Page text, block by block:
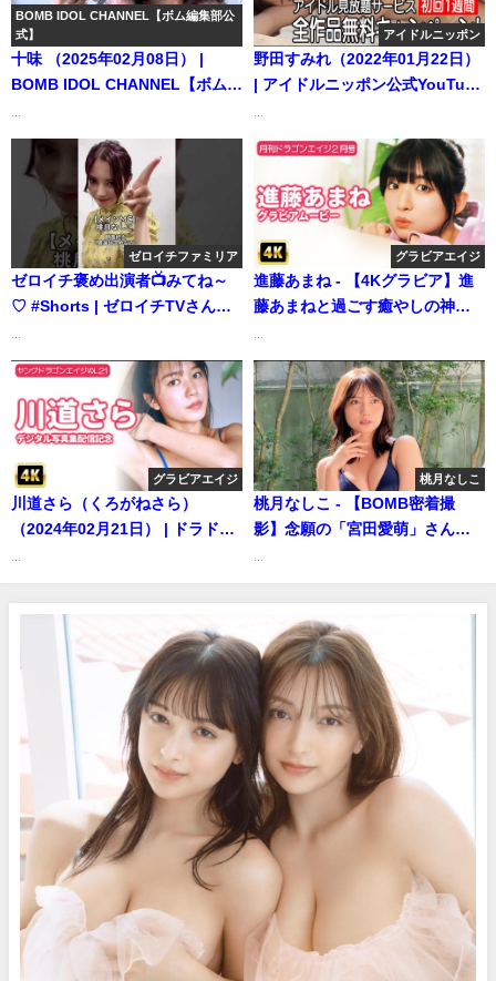
（2024年06月15日） | 週プレ
Channel【集英社 週刊プレイボ
ーイ公式】さんより
BOMB IDOL CHANNEL【ボム編集部公
式】
十味 （2025年02月08日） |
BOMB IDOL CHANNEL【ボム編
アイドルニッポン
野田すみれ（2022年01月22日）
| アイドルニッポン公式YouTube
ゼロイチファミリア
ゼロイチ褒め出演者📺みてね～
♡ #Shorts | ゼロイチTVさんよ
...
グラビアエイジ
進藤あまね - 【4Kグラビア】進
藤あまねと過ごす癒やしの神
デート♡【メイキング】 (Jan
10, 2026) | グラビアンエイジ
ch【KADOKAWAドラゴンエイ
ジ公式CH】さんより
...
グラビアエイジ
川道さら（くろがねさら）
（2024年02月21日） | ドラドラ
イジ公式マンガ動画CH】さんよ
り
桃月なしこ
桃月なしこ - 【BOMB密着撮
影】念願の「宮田愛萌」さんと
11月13日） | 桃月なしこのなん
かやるちゃんねるさんより